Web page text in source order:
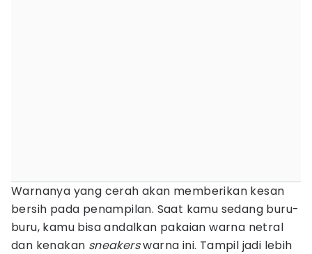
Warnanya yang cerah akan memberikan kesan
bersih pada penampilan. Saat kamu sedang buru-
buru, kamu bisa andalkan pakaian warna netral
dan kenakan sneakerswarna ini. Tampil jadi lebih